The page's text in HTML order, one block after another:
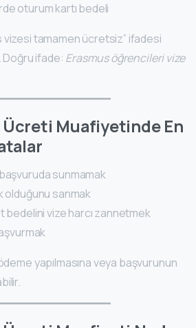
oturum kartı bedeli
vizesi tamamen ücretsiz” ifadesi
. Doğru ifade: Erasmus öğrencileri vize
Ücreti Muafiyetinde En
sunmamak
olduğunu sanmak
bedelini vize harcı zannetmek
yapılmasına veya başvurunun